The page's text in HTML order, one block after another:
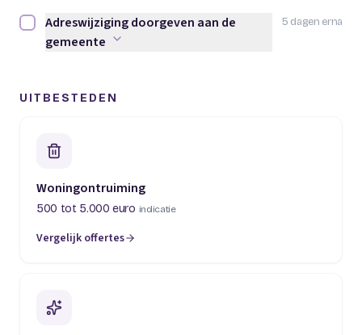
5 dagen erna
Adreswijziging doorgeven aan de gemeente afvinken
Adreswijziging doorgeven aan de
gemeente
UITBESTEDEN
Woningontruiming
500 tot 5.000 euro indicatie
Vergelijk offertes
(opent in een nieuw tabblad)